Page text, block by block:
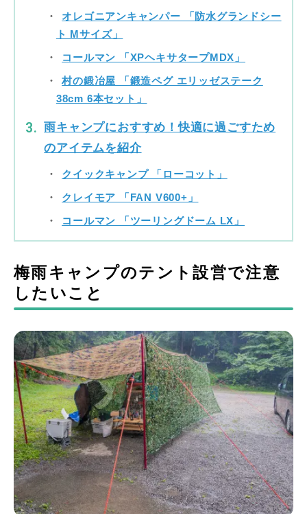
オレゴニアンキャンパー 「防水グランドシー
ト Mサイズ」
コールマン 「XPヘキサタープMDX」
村の鍛冶屋 「鍛造ペグ エリッゼステーク
38cm 6本セット」
雨キャンプにおすすめ！快適に過ごすため
のアイテムを紹介
クイックキャンプ 「ローコット」
クレイモア 「FAN V600+」
コールマン 「ツーリングドーム LX」
梅雨キャンプのテント設営で注意
したいこと